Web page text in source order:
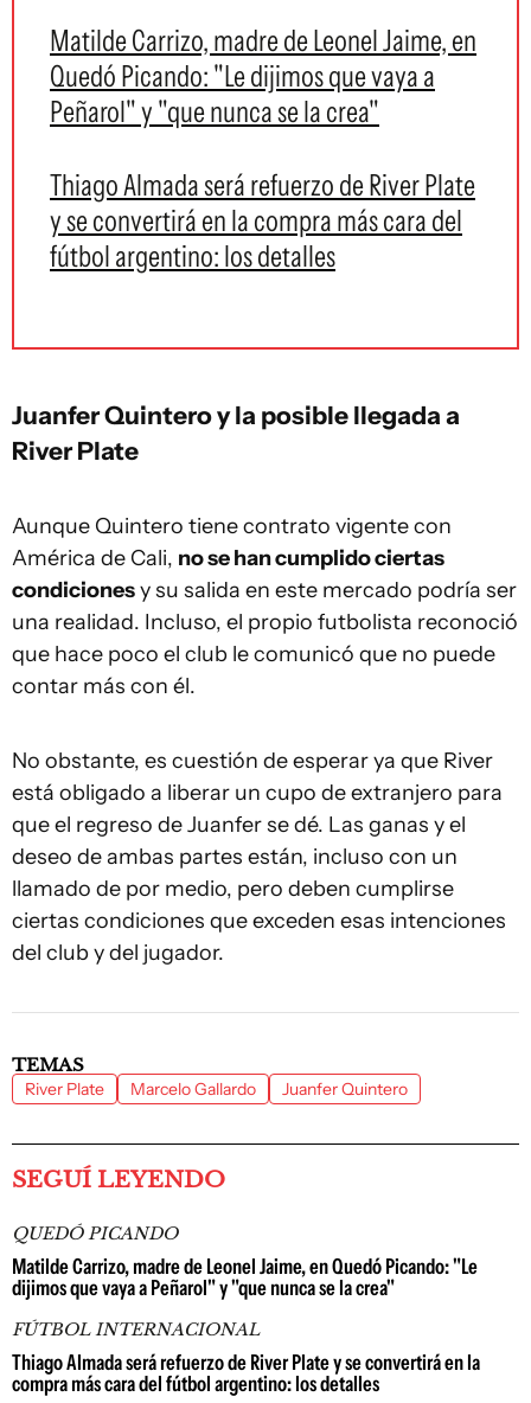
Matilde Carrizo, madre de Leonel Jaime, en
Quedó Picando: "Le dijimos que vaya a
Peñarol" y "que nunca se la crea"
Thiago Almada será refuerzo de River Plate
y se convertirá en la compra más cara del
fútbol argentino: los detalles
Juanfer Quintero y la posible llegada a
River Plate
Aunque Quintero tiene contrato vigente con
América de Cali, no se han cumplido ciertas
condicionesy su salida en este mercado podría ser
una realidad. Incluso, el propio futbolista reconoció
que hace poco el club le comunicó que no puede
contar más con él.
No obstante, es cuestión de esperar ya que River
está obligado a liberar un cupo de extranjero para
que el regreso de Juanfer se dé. Las ganas y el
deseo de ambas partes están, incluso con un
llamado de por medio, pero deben cumplirse
ciertas condiciones que exceden esas intenciones
del club y del jugador.
TEMAS
River Plate Marcelo Gallardo Juanfer Quintero
SEGUÍ LEYENDO
QUEDÓ PICANDO
Matilde Carrizo, madre de Leonel Jaime, en Quedó Picando: "Le
dijimos que vaya a Peñarol" y "que nunca se la crea"
FÚTBOL INTERNACIONAL
Thiago Almada será refuerzo de River Plate y se convertirá en la
compra más cara del fútbol argentino: los detalles